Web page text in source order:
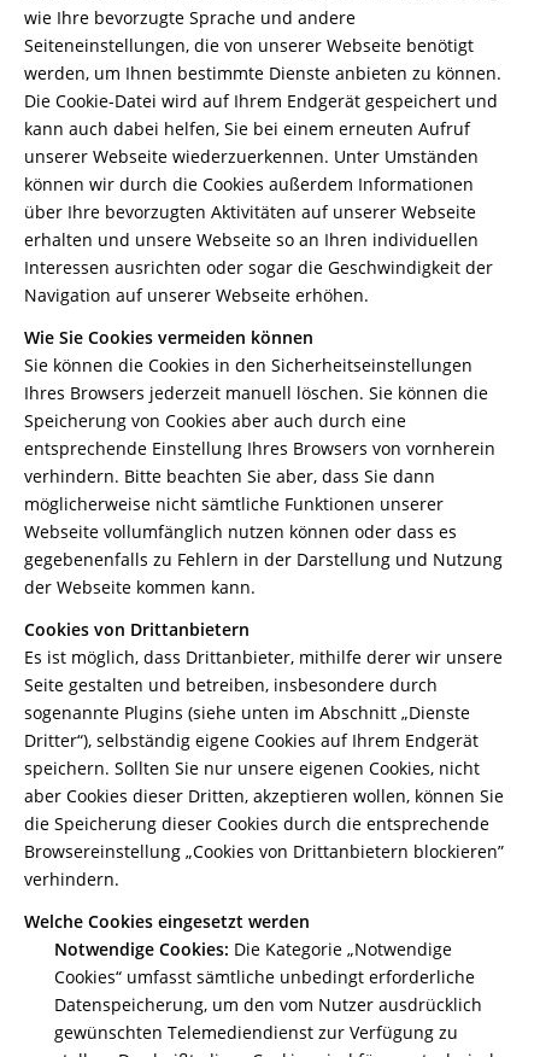
wie Ihre bevorzugte Sprache und andere
Seiteneinstellungen, die von unserer Webseite benötigt
werden, um Ihnen bestimmte Dienste anbieten zu können.
Die Cookie-Datei wird auf Ihrem Endgerät gespeichert und
kann auch dabei helfen, Sie bei einem erneuten Aufruf
unserer Webseite wiederzuerkennen. Unter Umständen
können wir durch die Cookies außerdem Informationen
über Ihre bevorzugten Aktivitäten auf unserer Webseite
erhalten und unsere Webseite so an Ihren individuellen
Interessen ausrichten oder sogar die Geschwindigkeit der
Navigation auf unserer Webseite erhöhen.
Wie Sie Cookies vermeiden können
Sie können die Cookies in den Sicherheitseinstellungen
Ihres Browsers jederzeit manuell löschen. Sie können die
Speicherung von Cookies aber auch durch eine
entsprechende Einstellung Ihres Browsers von vornherein
verhindern. Bitte beachten Sie aber, dass Sie dann
möglicherweise nicht sämtliche Funktionen unserer
Webseite vollumfänglich nutzen können oder dass es
gegebenenfalls zu Fehlern in der Darstellung und Nutzung
der Webseite kommen kann.
Cookies von Drittanbietern
Es ist möglich, dass Drittanbieter, mithilfe derer wir unsere
Seite gestalten und betreiben, insbesondere durch
sogenannte Plugins (siehe unten im Abschnitt „Dienste
Dritter“), selbständig eigene Cookies auf Ihrem Endgerät
speichern. Sollten Sie nur unsere eigenen Cookies, nicht
aber Cookies dieser Dritten, akzeptieren wollen, können Sie
die Speicherung dieser Cookies durch die entsprechende
Browsereinstellung „Cookies von Drittanbietern blockieren”
verhindern.
Welche Cookies eingesetzt werden
Notwendige Cookies: Die Kategorie „Notwendige
Cookies“ umfasst sämtliche unbedingt erforderliche
Datenspeicherung, um den vom Nutzer ausdrücklich
gewünschten Telemediendienst zur Verfügung zu